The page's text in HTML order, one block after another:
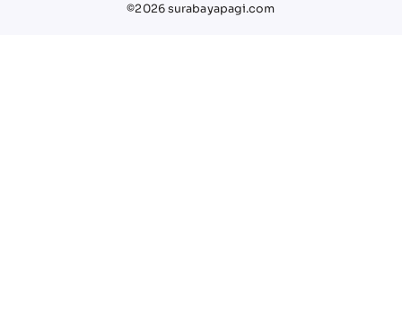
©2026 surabayapagi.com